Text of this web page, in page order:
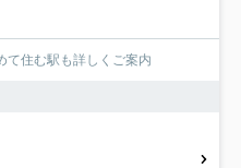
て住む駅も詳しくご案内